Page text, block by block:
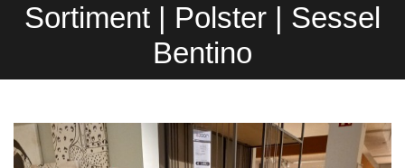
Sortiment | Polster | Sessel
Bentino